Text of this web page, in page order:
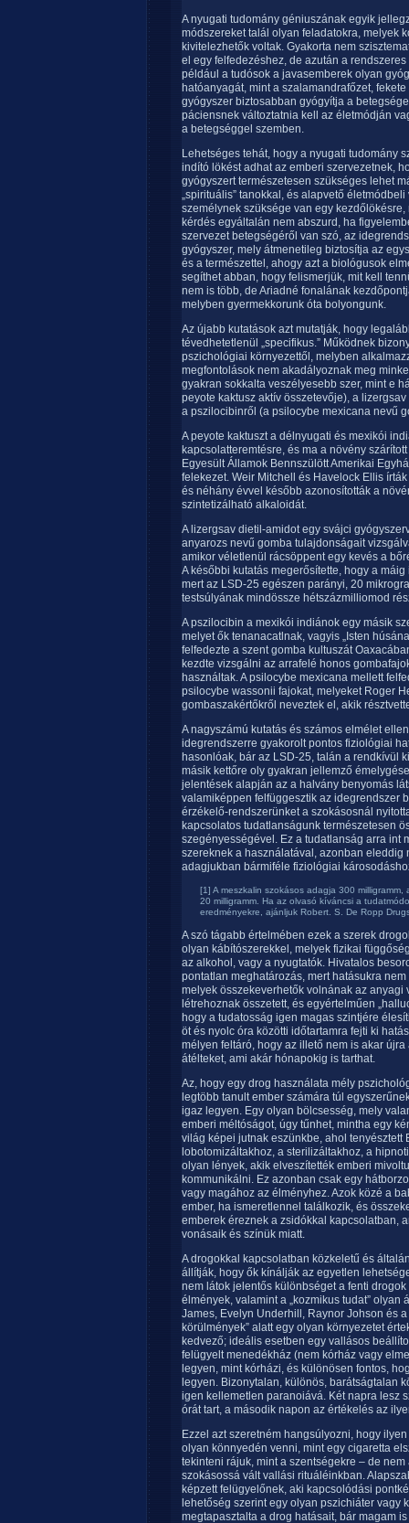
A nyugati tudomány géniuszának egyik
módszereket talál olyan feladatokra, melyek
kivitelezhetők voltak. Gyakorta nem
el egy felfedezéshez, de azután a
például a tudósok a javasemberek olyan
hatóanyagát, mint a szalamandrafőzet,
gyógyszer biztosabban gyógyítja a
páciensnek változtatnia kell az életmódján
a betegséggel szemben.
Lehetséges tehát, hogy a nyugati tudomány
indító lökést adhat az emberi szervezetnek,
gyógyszert természetesen szükséges lehet
„spirituális” tanokkal, és alapvető
személynek szüksége van egy
kérdés egyáltalán nem abszurd, ha
szervezet betegségéről van szó, az
gyógyszer, mely átmenetileg biztosítja az
és a természettel, ahogy azt a biológusok
segíthet abban, hogy felismerjük, mit kell
nem is több, de Ariadné fonalának
melyben gyermekkorunk óta bolyongunk.
Az újabb kutatások azt mutatják, hogy
tévedhetetlenül „specifikus.” Működnek
pszichológiai környezettől, melyben
megfontolások nem akadályoznak meg
gyakran sokkalta veszélyesebb szer, mint e
peyote kaktusz aktív összetevője), a
a pszilocibinről (a psilocybe mexicana nevű
A peyote kaktuszt a délnyugati és mexikói
kapcsolatteremtésre, és ma a növény
Egyesült Államok Bennszülött Amerikai
felekezet. Weir Mitchell és Havelock Ellis
és néhány évvel később azonosították a
szintetizálható alkaloidát.
A lizergsav dietil-amidot egy svájci
anyarozs nevű gomba tulajdonságait
amikor véletlenül rácsöppent egy kevés a
A későbbi kutatás megerősítette, hogy a
mert az LSD-25 egészen parányi, 20
testsúlyának mindössze hétszázmilliomod
A pszilocibin a mexikói indiánok egy másik
melyet ők tenanacatlnak, vagyis „Isten
felfedezte a szent gomba kultuszát
kezdte vizsgálni az arrafelé honos
használtak. A psilocybe mexicana mellett
psilocybe wassonii fajokat, melyeket Roger
gombaszakértőkről neveztek el, akik
A nagyszámú kutatás és számos elmélet
idegrendszerre gyakorolt pontos fiziológiai
hasonlóak, bár az LSD-25, talán a rendkívül
másik kettőre oly gyakran jellemző
jelentések alapján az a halvány benyomás
valamiképpen felfüggesztik az idegrendszer
érzékelő-rendszerünket a szokásosnál
kapcsolatos tudatlanságunk természetesen
szegényességével. Ez a tudatlanság arra int
szereknek a használatával, azonban
adagjukban bármiféle fiziológiai
[1] A meszkalin szokásos adagja 300
20 milligramm. Ha az olvasó kíváncsi a
eredményekre, ajánljuk Robert. S. De Ropp
A szó tágabb értelmében ezek a szerek
olyan kábítószerekkel, melyek fizikai
az alkohol, vagy a nyugtatók. Hivatalos
pontatlan meghatározás, mert hatásukra
melyek összekeverhetők volnának az
létrehoznak összetett, és egyértelműen
hogy a tudatosság igen magas szintjére
öt és nyolc óra közötti időtartamra fejti ki
mélyen feltáró, hogy az illető nem is akar
átélteket, ami akár hónapokig is tarthat.
Az, hogy egy drog használata mély
legtöbb tanult ember számára túl
igaz legyen. Egy olyan bölcsesség, mely
emberi méltóságot, úgy tűnhet, mintha egy
világ képei jutnak eszünkbe, ahol tenyésztett
lobotomizáltakhoz, a sterilizáltakhoz, a
olyan lények, akik elveszítették emberi
kommunikálni. Ez azonban csak egy
vagy magához az élményhez. Azok közé a
ember, ha ismeretlennel találkozik, és
emberek éreznek a zsidókkal kapcsolatban,
vonásaik és színük miatt.
A drogokkal kapcsolatban közkeletű és
állítják, hogy ők kínálják az egyetlen
nem látok jelentős különbséget a fenti
élmények, valamint a „kozmikus tudat”
James, Evelyn Underhill, Raynor Johson és
körülmények” alatt egy olyan környezetet
kedvező; ideális esetben egy vallásos
felügyelt menedékház (nem kórház vagy
legyen, mint kórházi, és különösen fontos,
legyen. Bizonytalan, különös, barátságtalan
igen kellemetlen paranoiává. Két napra lesz
órát tart, a második napon az értékelés az
Ezzel azt szeretném hangsúlyozni, hogy
olyan könnyedén venni, mint egy cigaretta
tekinteni rájuk, mint a szentségekre – de
szokásossá vált vallási rituáléinkban.
képzett felügyelőnek, aki kapcsolódási
lehetőség szerint egy olyan pszichiáter
megtapasztalta a drog hatásait, bár magam